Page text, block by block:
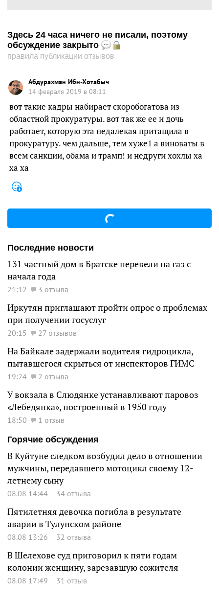
Здесь 24 часа ничего не писали, поэтому
обсуждение закрыто
правила публикации отзывов
Абдурахман Ибн-Хотабыч
14 февраля 2019 в 08:11
вот такие кадры набирает скоробогатова из
областной прокуратуры. вот так же ее и дочь
работает, которую эта недалекая притащила в
прокуратуру. чем дальше, тем хуже1 а виноваты в
всем санкции, обама и трамп! и недруги хохлы ха
ха ха
Последние новости
131 частный дом в Братске перевели на газ с
начала года
21:12 3 отзыва
Иркутян приглашают пройти опрос о проблемах
при получении госуслуг
20:15 27 отзывов
На Байкале задержали водителя гидроцикла,
пытавшегося скрыться от инспекторов ГИМС
19:24 2 отзыва
У вокзала в Слюдянке устанавливают паровоз
«Лебедянка», построенный в 1950 году
18:50
1 отзыв
Горячие обсуждения
В Куйтуне следком возбудил дело в отношении
мужчины, передавшего мотоцикл своему 12-
летнему сыну
08.08 14:44 34 отзыва
Пятилетняя девочка погибла в результате
аварии в Тулунском районе
08.08 13:26 32 отзыва
В Шелехове суд приговорил к пяти годам
колонии женщину, зарезавшую сожителя
08.08 17:49 31 отзыв